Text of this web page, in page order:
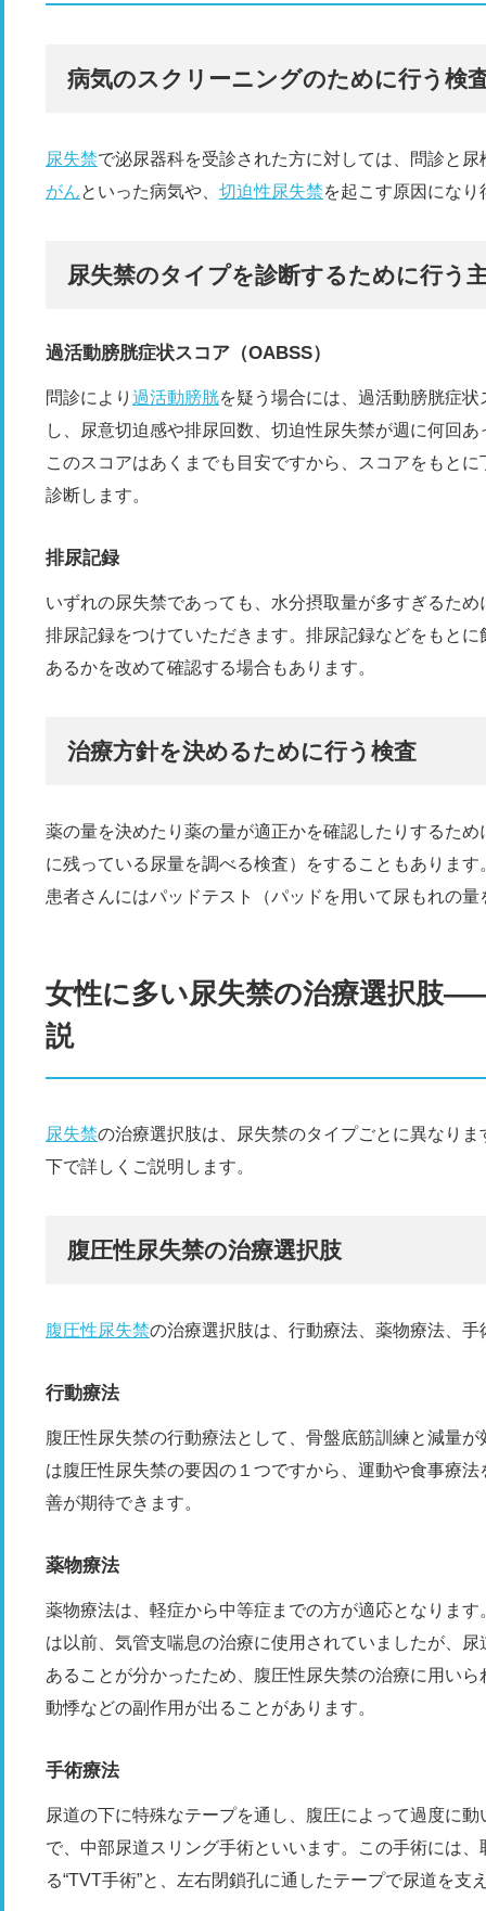
病気のスクリーニングのために行う検
尿失禁で泌尿器科を受診された方に対しては、問診と
がんといった病気や、 切迫性尿失禁を起こす原因にな
尿失禁のタイプを診断するために行う
過活動膀胱症状スコア（OABSS）
問診により 過活動膀胱を疑う場合には、過活動膀胱症
し、尿意切迫感や排尿回数、切迫性尿失禁が週に何回
このスコアはあくまでも目安ですから、スコアをもと
診断します。
排尿記録
いずれの尿失禁であっても、水分摂取量が多すぎるた
排尿記録をつけていただきます。排尿記録などをもと
あるかを改めて確認する場合もあります。
治療方針を決めるために行う検査
薬の量を決めたり薬の量が適正かを確認したりするた
に残っている尿量を調べる検査）をすることもありま
患者さんにはパッドテスト（パッドを用いて尿もれの
女性に多い尿失禁の治療選択肢
説
尿失禁の治療選択肢は、尿失禁のタイプごとに異なり
下で詳しくご説明します。
腹圧性尿失禁の治療選択肢
腹圧性尿失禁の治療選択肢は、行動療法、薬物療法、
行動療法
腹圧性尿失禁の行動療法として、骨盤底筋訓練と減量
は腹圧性尿失禁の要因の１つですから、運動や食事療
善が期待できます。
薬物療法
薬物療法は、軽症から中等症までの方が適応となりま
は以前、気管支喘息の治療に使用されていましたが、
あることが分かったため、腹圧性尿失禁の治療に用い
動悸などの副作用が出ることがあります。
手術療法
尿道の下に特殊なテープを通し、腹圧によって過度に
で、中部尿道スリング手術といいます。この手術には
る“TVT手術”と、左右閉鎖孔に通したテープで尿道を支